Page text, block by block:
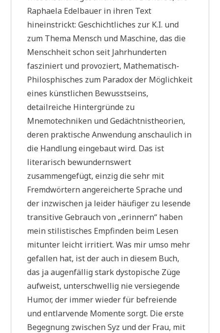
Raphaela Edelbauer in ihren Text
hineinstrickt: Geschichtliches zur K.I. und
zum Thema Mensch und Maschine, das die
Menschheit schon seit Jahrhunderten
fasziniert und provoziert, Mathematisch-
Philosphisches zum Paradox der Möglichkeit
eines künstlichen Bewusstseins,
detailreiche Hintergründe zu
Mnemotechniken und Gedächtnistheorien,
deren praktische Anwendung anschaulich in
die Handlung eingebaut wird. Das ist
literarisch bewundernswert
zusammengefügt, einzig die sehr mit
Fremdwörtern angereicherte Sprache und
der inzwischen ja leider häufiger zu lesende
transitive Gebrauch von „erinnern“ haben
mein stilistisches Empfinden beim Lesen
mitunter leicht irritiert. Was mir umso mehr
gefallen hat, ist der auch in diesem Buch,
das ja augenfällig stark dystopische Züge
aufweist, unterschwellig nie versiegende
Humor, der immer wieder für befreiende
und entlarvende Momente sorgt. Die erste
Begegnung zwischen Syz und der Frau, mit